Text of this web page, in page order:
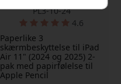
PL3-10-24
4.6
Paperlike 3
skærmbeskyttelse til iPad
Air 11" (2024 og 2025) 2-
pak med papirfølelse til
Apple Pencil